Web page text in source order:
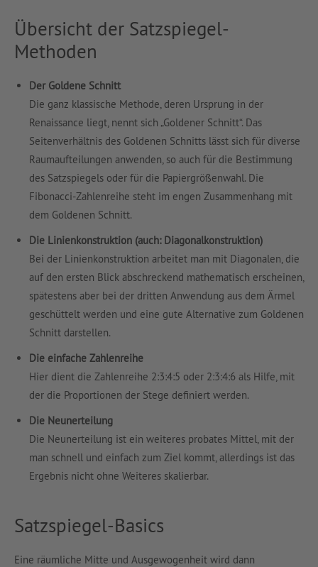
Übersicht der Satzspiegel-
Methoden
Der Goldene Schnitt
Die ganz klassische Methode, deren Ursprung in der
Renaissance liegt, nennt sich „Goldener Schnitt“. Das
Seitenverhältnis des Goldenen Schnitts lässt sich für diverse
Raumaufteilungen anwenden, so auch für die Bestimmung
des Satzspiegels oder für die Papiergrößenwahl. Die
Fibonacci-Zahlenreihe steht im engen Zusammenhang mit
dem Goldenen Schnitt.
Die Linienkonstruktion (auch: Diagonalkonstruktion)
Bei der Linienkonstruktion arbeitet man mit Diagonalen, die
auf den ersten Blick abschreckend mathematisch erscheinen,
spätestens aber bei der dritten Anwendung aus dem Ärmel
geschüttelt werden und eine gute Alternative zum Goldenen
Schnitt darstellen.
Die einfache Zahlenreihe
Hier dient die Zahlenreihe 2:3:4:5 oder 2:3:4:6 als Hilfe, mit
der die Proportionen der Stege definiert werden.
Die Neunerteilung
Die Neunerteilung ist ein weiteres probates Mittel, mit der
man schnell und einfach zum Ziel kommt, allerdings ist das
Ergebnis nicht ohne Weiteres skalierbar.
Satzspiegel-Basics
Eine räumliche Mitte und Ausgewogenheit wird dann